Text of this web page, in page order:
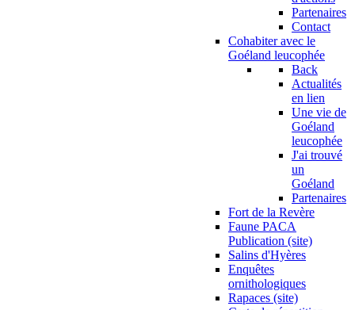
Partenaires
Contact
Cohabiter avec le
Goéland leucophée
Back
Actualités
en lien
Une vie de
Goéland
leucophée
J'ai trouvé
un
Goéland
Partenaires
Fort de la Revère
Faune PACA
Publication (site)
Salins d'Hyères
Enquêtes
ornithologiques
Rapaces (site)